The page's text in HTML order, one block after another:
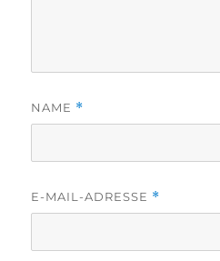
NAME *
E-MAIL-ADRESSE *